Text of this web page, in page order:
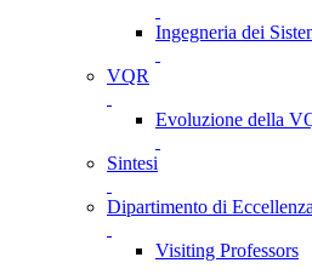
Ingegneria dei
VQR
Evoluzione della
Sintesi
Dipartimento di Eccellenza
Visiting Professors